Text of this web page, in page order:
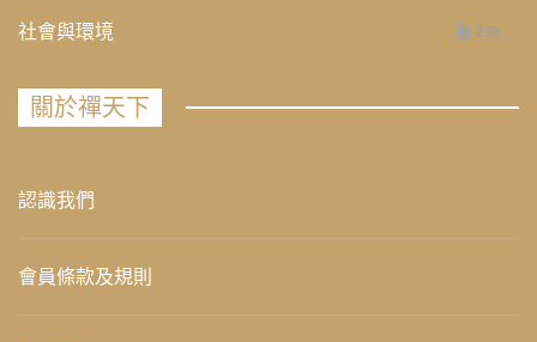
社會與環境 235
關於禪天下
認識我們
會員條款及規則